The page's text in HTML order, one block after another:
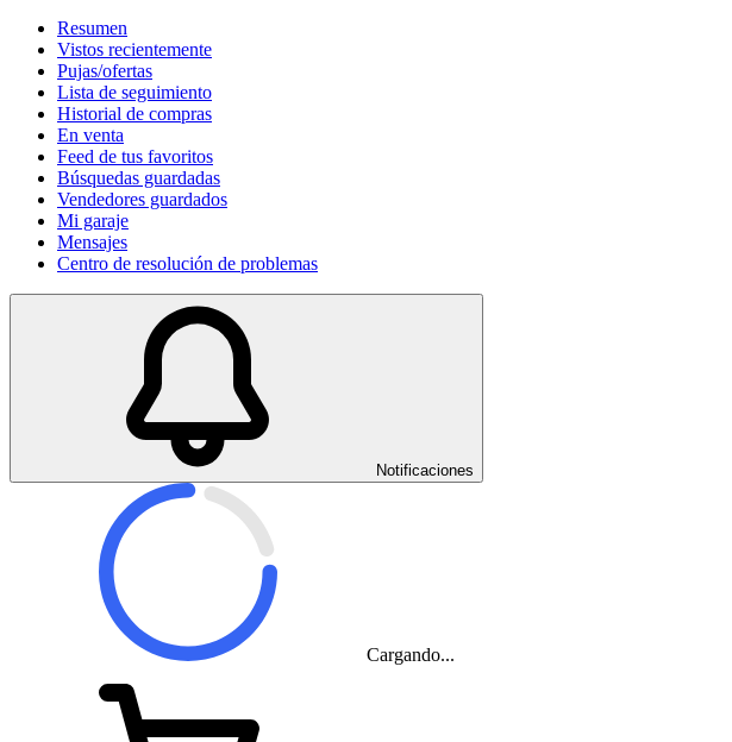
Resumen
Vistos recientemente
Pujas/ofertas
Lista de seguimiento
Historial de compras
En venta
Feed de tus favoritos
Búsquedas guardadas
Vendedores guardados
Mi garaje
Mensajes
Centro de resolución de problemas
Notificaciones
Cargando...